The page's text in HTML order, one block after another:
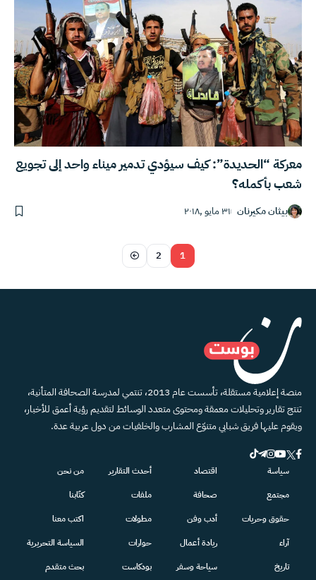
معركة “الحديدة”: كيف سيؤدي تدمير ميناء واحد إلى تجويع
شعب بأكمله؟
بيثان مكيرنان ٣١ مايو ,٢٠١٨
1
2
منصة إعلامية مستقلة، تأسست عام 2013، تنتمي لمدرسة الصحافة المتأنية،
تنتج تقارير وتحليلات معمقة ومحتوى متعدد الوسائط لتقديم رؤية أعمق للأخبار،
ويقوم عليها فريق شبابي متنوّع المشارب والخلفيات من دول عربية عدة.
سياسة
مجتمع
حقوق وحريات
آراء
تاريخ
اقتصاد
صحافة
أدب وفن
ريادة أعمال
سياحة وسفر
أحدث التقارير
ملفات
مطولات
حوارات
بودكاست
من نحن
كتّابنا
اكتب معنا
السياسة التحريرية
بحث متقدم